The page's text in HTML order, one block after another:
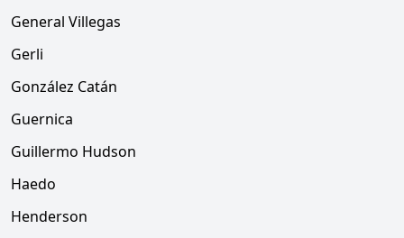
General Villegas
Gerli
González Catán
Guernica
Guillermo Hudson
Haedo
Henderson